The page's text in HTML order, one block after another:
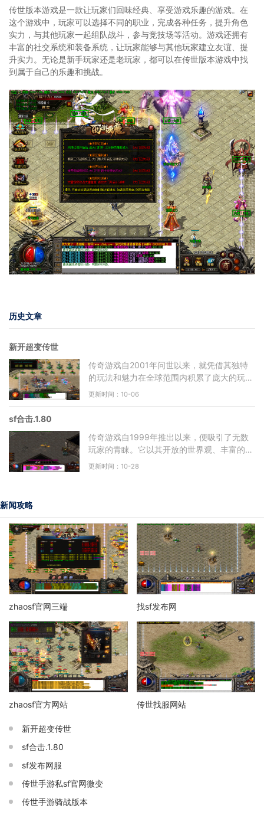
传世版本游戏是一款让玩家们回味经典、享受游戏乐趣的游戏。在
这个游戏中，玩家可以选择不同的职业，完成各种任务，提升角色
实力，与其他玩家一起组队战斗，参与竞技场等活动。游戏还拥有
丰富的社交系统和装备系统，让玩家能够与其他玩家建立友谊、提
升实力。无论是新手玩家还是老玩家，都可以在传世版本游戏中找
到属于自己的乐趣和挑战。
历史文章
新开超变传世
传奇游戏自2001年问世以来，就凭借其独特
的玩法和魅力在全球范围内积累了庞大的玩家
基础。游戏中的自由度极高，玩家可以选择不
更新时间：10-06
sf合击.1.80
传奇游戏自1999年推出以来，便吸引了无数
玩家的青睐。它以其开放的世界观、丰富的角
色扮演元素以及多样的社交玩法，成为了无数
更新时间：10-28
新闻攻略
zhaosf官网三端 找sf发布网
zhaosf官方网站 传世找服网站
新开超变传世
sf合击.1.80
sf发布网服
传世手游私sf官网微变
传世手游骑战版本